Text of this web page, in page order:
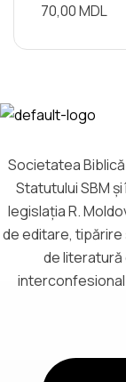
70,00MDL
Societatea
Statutului SBM
legislația R.
de editare, tipărire
de